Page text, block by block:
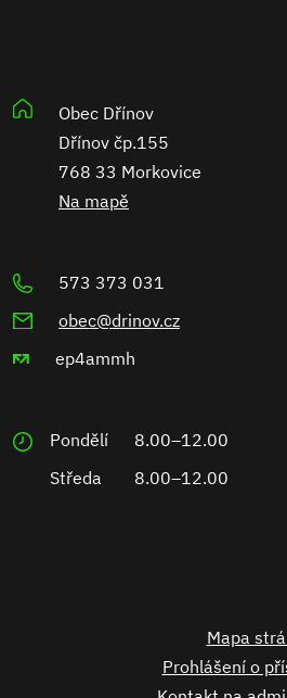
Obec Dřínov
Dřínov čp.155
768 33 Morkovice
Na mapě
573 373 031
obec@drinov.cz
ep4ammh
Pondělí 8.00–12.00
Středa
8.00–12.00
Mapa
Prohlášení o